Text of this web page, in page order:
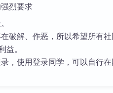
烈要求
破解、作恶，所以希望所有
。
，使用登录同学，可以自行